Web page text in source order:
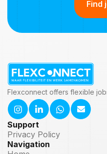
Find
Flexconnect offers flexible
Support
Privacy Policy
Navigation